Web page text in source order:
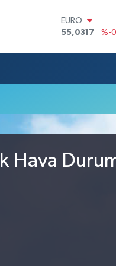
EURO
55,0317
%-
BITCOIN
64.360,53
47,7143
Hava